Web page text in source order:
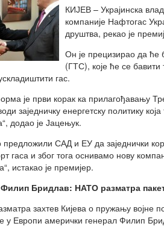
КИЈЕВ – Украјинска
компаније Нафтогас
друштва, рекао је
Он је прецизирао да ће
(ГТС), које ће се
гас.
је први корак ка прилагођавању
заједничку енергетску политику
додао је Јацењук.
САД и ЕУ да заједнички
гаса и због тога оснивамо нову
истакао је премијер.
Бридлав: НАТО разматра
захтев Кијева о пружању војне
у Европи амерички генерал Филип